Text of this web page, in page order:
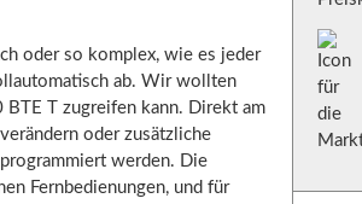
oder so komplex, wie es jeder
ab. Wir wollten
BTE T zugreifen kann. Direkt am
oder zusätzliche
werden. Die
Fernbedienungen, und für